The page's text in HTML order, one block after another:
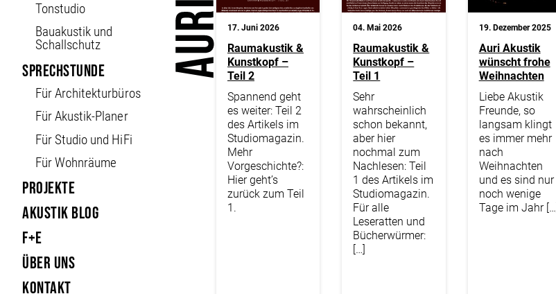
Tonstudio
Bauakustik und
Schallschutz
Sprechstunde
Für Architekturbüros
Für Akustik-Planer
Für Studio und HiFi
Für Wohnräume
Projekte
Akustik Blog
F+E
Über uns
Kontakt
17. Juni 2026
Raumakustik &
Kunstkopf –
Teil 2
Spannend geht
es weiter: Teil 2
des Artikels im
Studiomagazin.
Mehr
Vorgeschichte?:
Hier geht’s
zurück zum Teil
1.
04. Mai 2026
Raumakustik &
Kunstkopf –
Teil 1
Sehr
wahrscheinlich
schon bekannt,
aber hier
nochmal zum
Nachlesen: Teil
1 des Artikels im
Studiomagazin.
Für alle
Leseratten und
Bücherwürmer:
[…]
19. Dezember 2025
Auri Akustik
wünscht frohe
Weihnachten
Liebe Akustik
Freunde, so
langsam klingt
es immer mehr
nach
Weihnachten
und es sind nur
noch wenige
Tage im Jahr […]